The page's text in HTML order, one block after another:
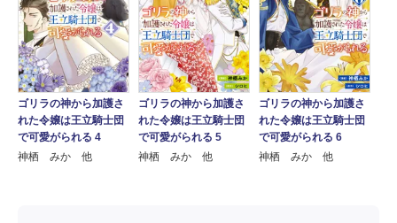
ゴリラの神から加護さ
れた令嬢は王立騎士団
で可愛がられる 4
神栖 みか 他
ゴリラの神から加護さ
れた令嬢は王立騎士団
で可愛がられる 5
神栖 みか 他
ゴリラの神から加護さ
れた令嬢は王立騎士団
で可愛がられる 6
神栖 みか 他